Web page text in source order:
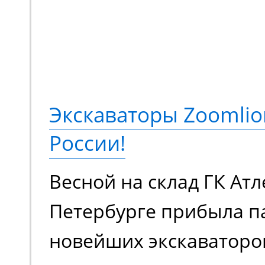
метров. Оснащается
аккумуляторной
в плане шумовой
загрязняет воздух
выхлопами.
Экскаваторы
России!
Весной на склад ГК
Петербурге прибыла
новейших